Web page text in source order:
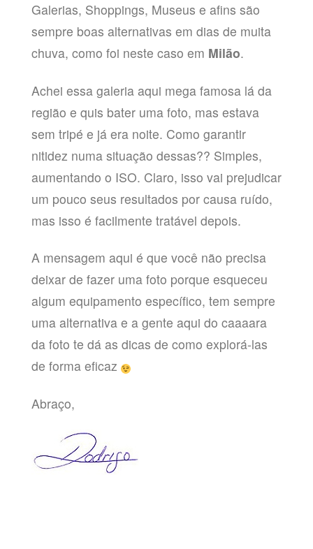
Galerias, Shoppings, Museus e afins são
sempre boas alternativas em dias de muita
chuva, como foi neste caso em Milão.
Achei essa galeria aqui mega famosa lá da
região e quis bater uma foto, mas estava
sem tripé e já era noite. Como garantir
nitidez numa situação dessas?? Simples,
aumentando o ISO. Claro, isso vai prejudicar
um pouco seus resultados por causa ruído,
mas isso é facilmente tratável depois.
A mensagem aqui é que você não precisa
deixar de fazer uma foto porque esqueceu
algum equipamento específico, tem sempre
uma alternativa e a gente aqui do caaaara
da foto te dá as dicas de como explorá-las
de forma eficaz
Abraço,